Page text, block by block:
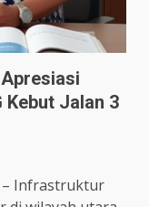
Kebut Jalan 3
– Infrastruktur